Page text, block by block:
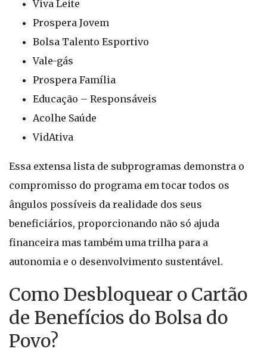
Viva Leite
Prospera Jovem
Bolsa Talento Esportivo
Vale-gás
Prospera Família
Educação – Responsáveis
Acolhe Saúde
VidAtiva
Essa extensa lista de subprogramas demonstra o
compromisso do programa em tocar todos os
ângulos possíveis da realidade dos seus
beneficiários, proporcionando não só ajuda
financeira mas também uma trilha para a
autonomia e o desenvolvimento sustentável.
Como Desbloquear o Cartão
de Benefícios do Bolsa do
Povo?